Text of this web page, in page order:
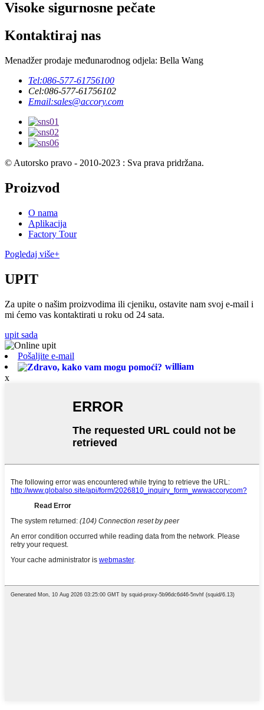
Visoke sigurnosne pečate
Kontaktiraj nas
Menadžer prodaje međunarodnog odjela: Bella Wang
Tel:086-577-61756100
Cel:086-577-61756102
Email:sales@accory.com
© Autorsko pravo - 2010-2023 : Sva prava pridržana.
Proizvod
O nama
Aplikacija
Factory Tour
Pogledaj više+
UPIT
Za upite o našim proizvodima ili cjeniku, ostavite nam svoj e-mail i
mi ćemo vas kontaktirati u roku od 24 sata.
upit sada
Pošaljite e-mail
william
x